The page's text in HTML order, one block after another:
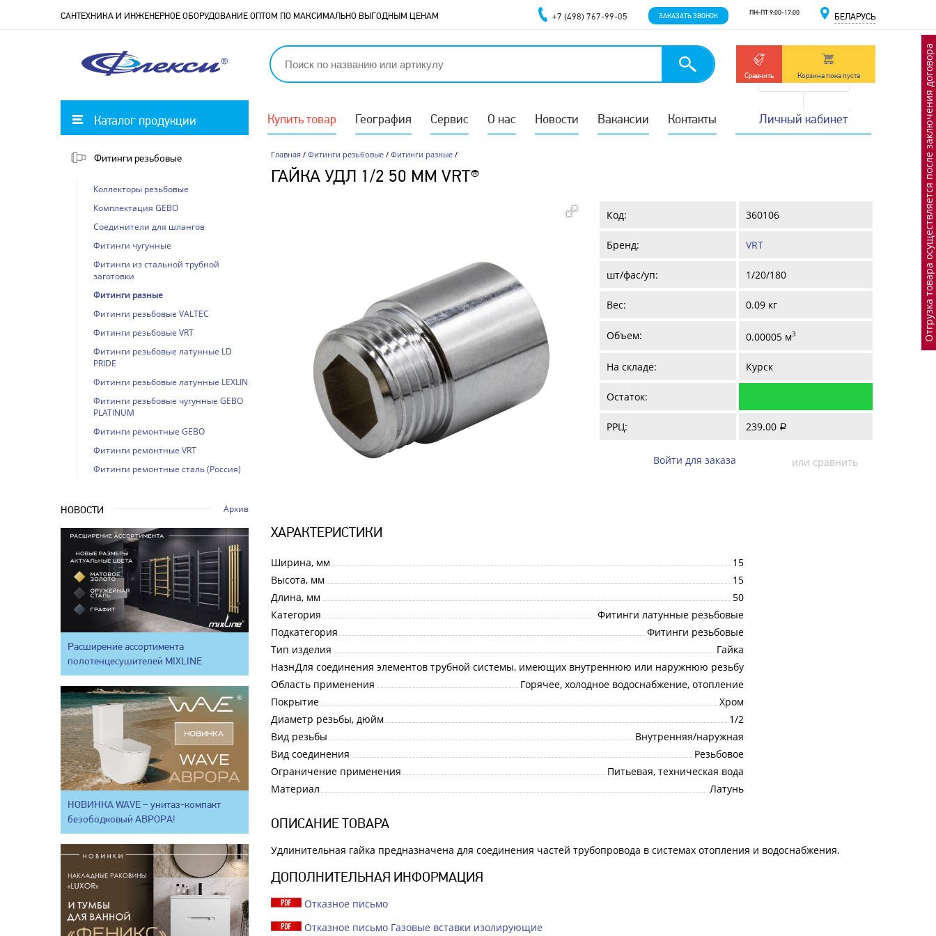
Каталог продукции Купить товар География Сервис О нас Новости Вакансии Контакты Личный кабинет
САНТЕХНИКА И ИНЖЕНЕРНОЕ ОБОРУДОВАНИЕ ОПТОМ ПО МАКСИМАЛЬНО ВЫГОДНЫМ ЦЕНАМ +7 (498) 767-99-05 ЗАКАЗАТЬ ЗВОНОК ПН-ПТ 9:00-17:00 БЕЛАРУСЬ
Сравнить Корзина пока пуста
Главная / Фитинги резьбовые / Фитинги разные /
ГАЙКА УДЛ 1/2 50 ММ VRT®
Код: 360106
Бренд: VRT
шт/фас/уп: 1/20/180
Вес: 0.09 кг
Объем: 0.00005 м3
На складе: Курск
Остаток:
РРЦ: 239.00 a
Войти для заказа или сравнить
ХАРАКТЕРИСТИКИ
Ширина, мм
15
Высота, мм
15
Длина, мм
50
Категория
Фитинги латунные резьбовые
Подкатегория
Фитинги резьбовые
Тип изделия
Гайка
Назначение
Для соединения элементов трубной системы, имеющих внутреннюю или наружнюю резьбу
Область применения
Горячее, холодное водоснабжение, отопление
Покрытие
Хром
Диаметр резьбы, дюйм
1/2
Вид резьбы
Внутренняя/наружная
Вид соединения
Резьбовое
Ограничение применения
Питьевая, техническая вода
Материал
Латунь
ОПИСАНИЕ ТОВАРА
Удлинительная гайка предназначена для соединения частей трубопровода в системах отопления и водоснабжения.
ДОПОЛНИТЕЛЬНАЯ ИНФОРМАЦИЯ
Отказное письмо
Отказное письмо Газовые вставки изолирующие
Фитинги резьбовые
Коллекторы резьбовые
Комплектация GEBO
Соединители для шлангов
Фитинги чугунные
Фитинги из стальной трубной
заготовки
Фитинги разные
Фитинги резьбовые VALTEC
Фитинги резьбовые VRT
Фитинги резьбовые латунные LD
PRIDE
Фитинги резьбовые латунные LEXLINE
Фитинги резьбовые чугунные GEBO
PLATINUM
Фитинги ремонтные GEBO
Фитинги ремонтные VRT
Фитинги ремонтные сталь (Россия)
НОВОСТИ Архив
Расширение ассортимента
полотенцесушителей MIXLINE
НОВИНКА WAVE – унитаз-компакт
безободковый АВРОРА!
Отгрузка товара осуществляется после заключения договора